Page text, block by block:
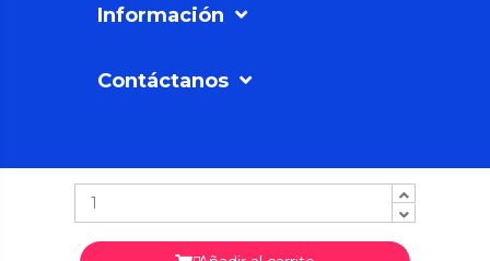
Información
Contáctanos
SICNOVAº
©2026Soluciones
Sicnova SL |Política
de Privacidad